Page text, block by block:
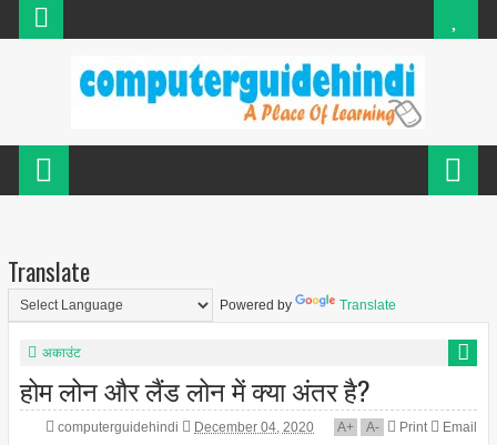
Translate
Powered by Translate
अकाउंट
होम लोन और लैंड लोन में क्या अंतर है?
computerguidehindi December 04, 2020 A+ A- Print Email